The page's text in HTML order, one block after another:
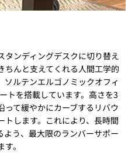
ンディングデスクに切り替え
ちんと支えてくれる人間工学的
ルテンエルゴノミックオフィ
トを搭載しています。高さを3
て緩やかにカーブするリバウ
トします。これにより、長時間
よう、最大限のランバーサポー
。